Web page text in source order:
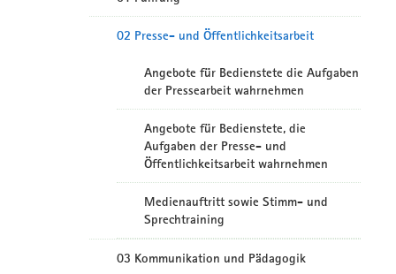
02 Presse- und Öffentlichkeitsarbeit
Angebote für Bedienstete die Aufgaben
der Pressearbeit wahrnehmen
Angebote für Bedienstete, die
Aufgaben der Presse- und
Öffentlichkeitsarbeit wahrnehmen
Medienauftritt sowie Stimm- und
Sprechtraining
03 Kommunikation und Pädagogik